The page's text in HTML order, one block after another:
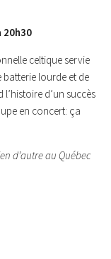
20h30
celtique servie
lourde et de
l’histoire d’un succès
en concert: ça
d’autre au Québec